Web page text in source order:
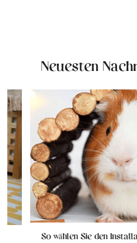
Neuesten